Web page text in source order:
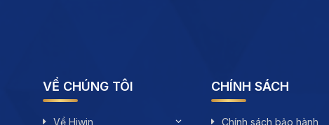
VỀ CHÚNG TÔI
Về Hiwin
CHÍNH SÁCH
Chính sách bảo hành